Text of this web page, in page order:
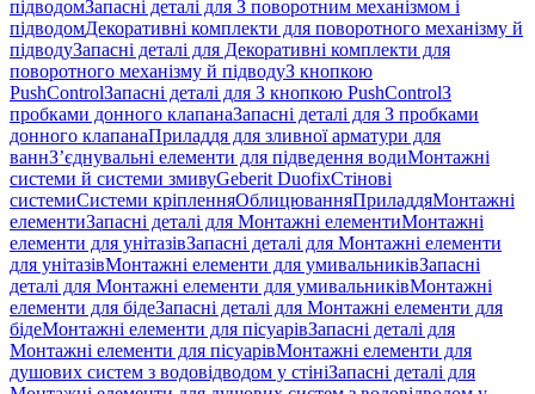
підводомЗапасні деталі для З поворотним механізмом і
підводомДекоративні комплекти для поворотного механізму й
підводуЗапасні деталі для Декоративні комплекти для
поворотного механізму й підводуЗ кнопкою
PushControlЗапасні деталі для З кнопкою PushControlЗ
пробками донного клапанаЗапасні деталі для З пробками
донного клапанаПриладдя для зливної арматури для
ваннЗ’єднувальні елементи для підведення водиМонтажні
системи й системи змивуGeberit DuofixСтінові
системиСистеми кріпленняОблицюванняПриладдяМонтажні
елементиЗапасні деталі для Монтажні елементиМонтажні
елементи для унітазівЗапасні деталі для Монтажні елементи
для унітазівМонтажні елементи для умивальниківЗапасні
деталі для Монтажні елементи для умивальниківМонтажні
елементи для бідеЗапасні деталі для Монтажні елементи для
бідеМонтажні елементи для пісуарівЗапасні деталі для
Монтажні елементи для пісуарівМонтажні елементи для
душових систем з водовідводом у стініЗапасні деталі для